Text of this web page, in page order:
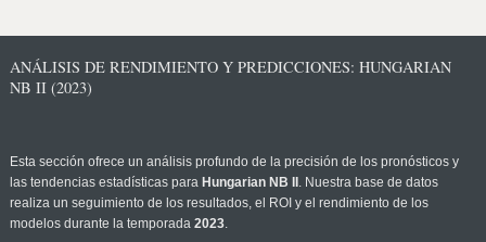
ANÁLISIS DE RENDIMIENTO Y PREDICCIONES: HUNGARIAN
NB II (2023)
Esta sección ofrece un análisis profundo de la precisión de los pronósticos y
las tendencias estadísticas para Hungarian NB II . Nuestra base de datos
realiza un seguimiento de los resultados, el ROI y el rendimiento de los
modelos durante la temporada 2023.